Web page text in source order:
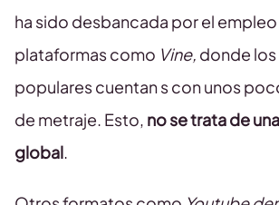
ha sido desbancada por el
plataformas como Vine, donde
populares cuentan s con unos
de metraje. Esto, no se trata de
global